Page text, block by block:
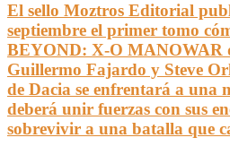
El sello Moztros Editorial
septiembre el primer tomo
BEYOND: X-O MANOWAR
Guillermo Fajardo y Steve
de Dacia se enfrentará a una
deberá unir fuerzas con sus
sobrevivir a una batalla que